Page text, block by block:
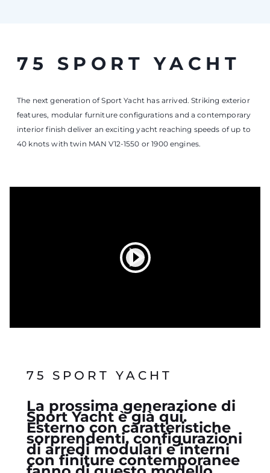
75 SPORT YACHT
The next generation of Sport Yacht has arrived. Striking exterior
features, modular furniture configurations and a contemporary
interior finish deliver an exciting yacht reaching speeds of up to
40 knots with twin MAN V12-1550 or 1900 engines.
75 SPORT YACHT
La prossima generazione di
Sport Yacht è già qui.
Esterno con caratteristiche
sorprendenti, configurazioni
di arredi modulari e interni
con finiture contemporanee